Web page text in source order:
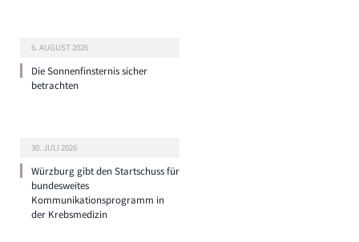
6. AUGUST 2026
Die Sonnenfinsternis sicher
betrachten
30. JULI 2026
Würzburg gibt den Startschuss für
bundesweites
Kommunikationsprogramm in
der Krebsmedizin